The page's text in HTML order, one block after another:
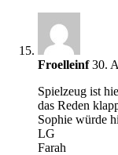
Froelleinf30.
Spielzeug ist
das Reden
Sophie würde
LG
Farah